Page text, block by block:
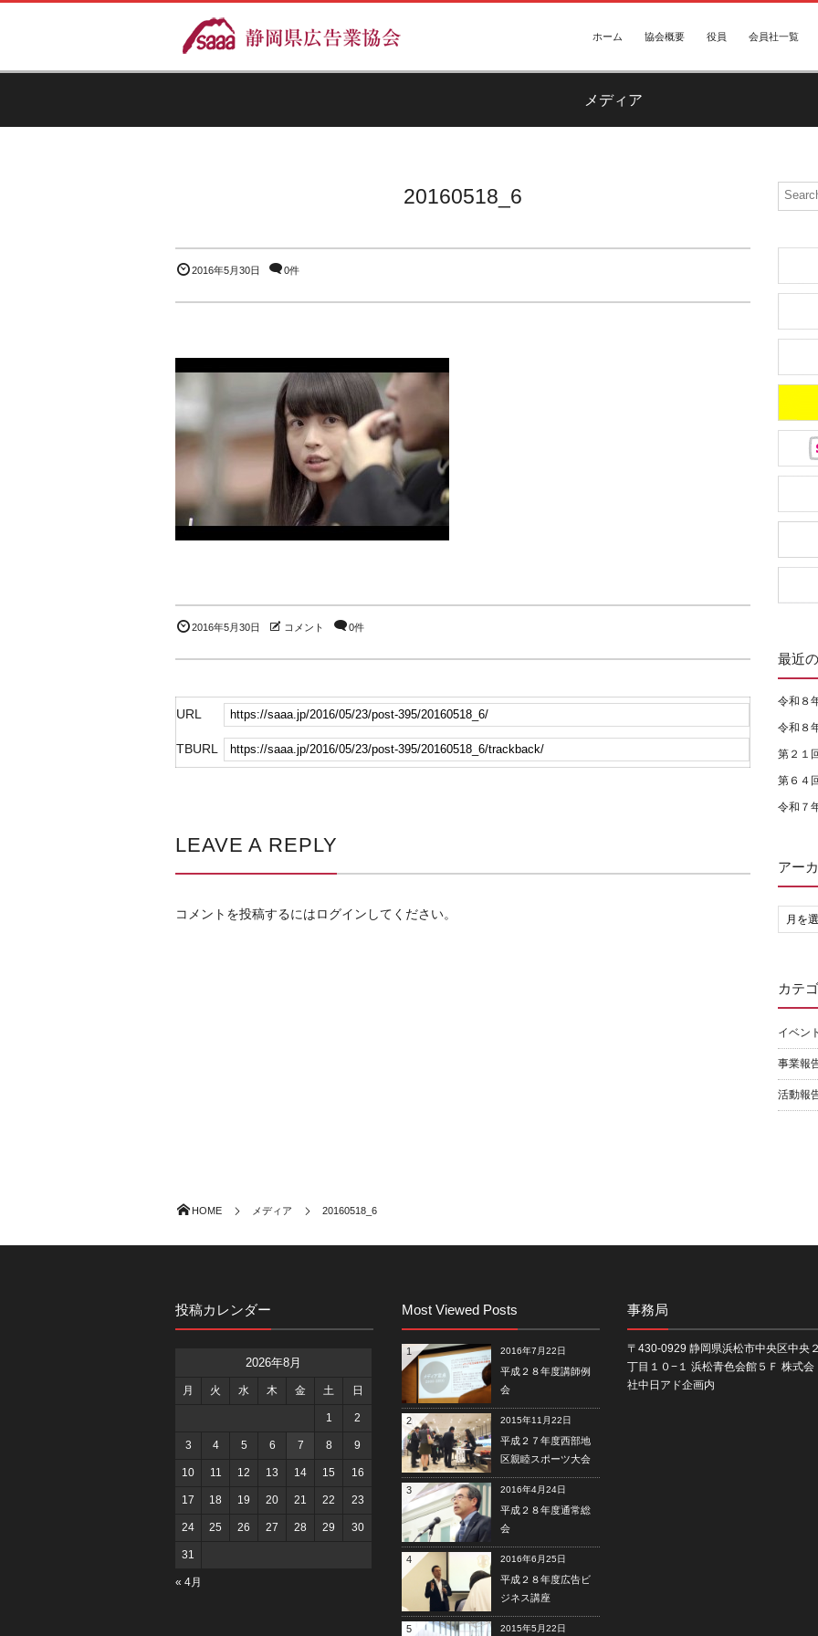
ホーム 協会概要 役員 会員社一覧
メディア
20160518_6
2016年5月30日 0件
2016年5月30日 コメント 0件
URL
TBURL
LEAVE A REPLY
コメントを投稿するにはログイン してください。
最近
令和８
令和８
第２１
第６４
令和７
アー
カテ
イベント
事業報
活動報
HOME メディア 20160518_6
投稿カレンダー
2026年8月
月 火 水 木 金 土 日
« 4月
1 2
3 4 5 6 7 8 9
10 11 12 13 14 15 16
17 18 19 20 21 22 23
24 25 26 27 28 29 30
31
Most Viewed Posts
2016年7月22日
平成２８年度講師例
会
1
2015年11月22日
平成２７年度西部地
区親睦スポーツ大会
2
2016年4月24日
平成２８年度通常総
会
3
2016年6月25日
平成２８年度広告ビ
ジネス講座
4
2015年5月22日
5
事務局
〒430-0929 静岡県浜松市中央区中央２
丁目１０−１ 浜松青色会館５Ｆ 株式会
社中日アド企画内